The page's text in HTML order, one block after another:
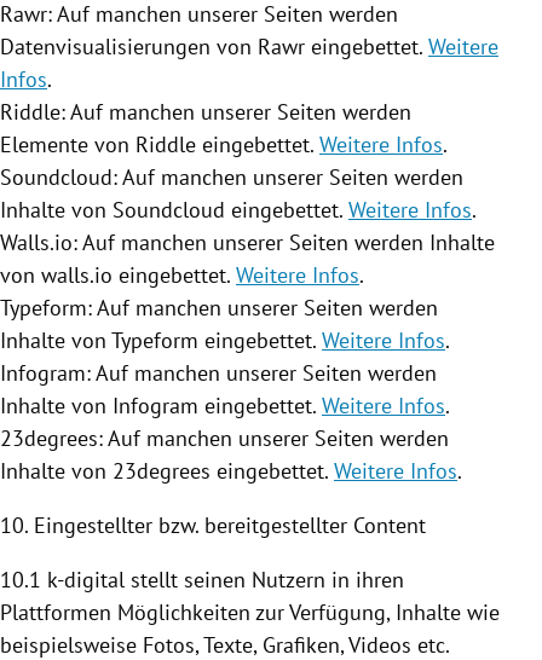
Rawr: Auf manchen unserer Seiten werden
Datenvisualisierungen von Rawr eingebettet. Weitere
Infos.
Riddle: Auf manchen unserer Seiten werden
Elemente von Riddle eingebettet. Weitere Infos.
Soundcloud: Auf manchen unserer Seiten werden
Inhalte von Soundcloud eingebettet. Weitere Infos.
Walls.io: Auf manchen unserer Seiten werden Inhalte
von walls.io eingebettet. Weitere Infos.
Typeform: Auf manchen unserer Seiten werden
Inhalte von Typeform eingebettet. Weitere Infos.
Infogram: Auf manchen unserer Seiten werden
Inhalte von Infogram eingebettet. Weitere Infos.
23degrees: Auf manchen unserer Seiten werden
Inhalte von 23degrees eingebettet. Weitere Infos.
10. Eingestellter bzw. bereitgestellter Content
10.1 k-digital stellt seinen Nutzern in ihren
Plattformen Möglichkeiten zur Verfügung, Inhalte wie
beispielsweise Fotos, Texte, Grafiken, Videos etc.